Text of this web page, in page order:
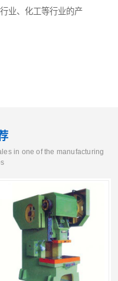
业、化工等行业的产
in one of the manufacturing